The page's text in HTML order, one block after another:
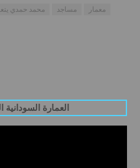
محمد حمدي
مساجد
معمار
العمارة السودانية